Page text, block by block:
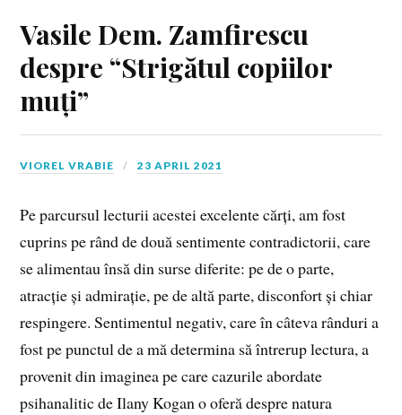
Vasile Dem. Zamfirescu
despre “Strigătul copiilor
muți”
VIOREL VRABIE 23 APRIL 2021
Pe parcursul lecturii acestei excelente cărți, am fost
cuprins pe rând de două sentimente contradictorii, care
se alimentau însă din surse diferite: pe de o parte,
atracție și admirație, pe de altă parte, disconfort și chiar
respingere. Sentimentul negativ, care în câteva rânduri a
fost pe punctul de a mă determina să întrerup lectura, a
provenit din imaginea pe care cazurile abordate
psihanalitic de Ilany Kogan o oferă despre natura